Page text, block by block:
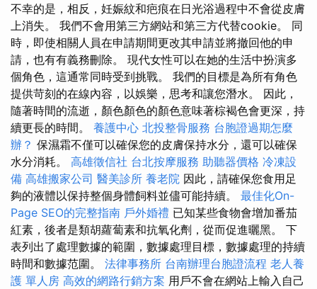
不幸的是，相反，妊娠紋和疤痕在日光浴過程中不會從皮膚
上消失。 我們不會用第三方網站和第三方代替cookie。 同
時，即使相關人員在申請期間更改其申請並將撤回他的申
請，也有有義務刪除。 現代女性可以在她的生活中扮演多
個角色，這通常同時受到挑戰。 我們的目標是為所有角色
提供苛刻的在線內容，以娛樂，思考和讓您潛水。 因此，
隨著時間的流逝，顏色顏色的顏色意味著棕褐色會更深，持
續更長的時間。 養護中心 北投整骨服務 台胞證過期怎麼
辦？ 保濕霜不僅可以確保您的皮膚保持水分，還可以確保
水分消耗。 高雄徵信社 台北按摩服務 助聽器價格 冷凍設
備 高雄搬家公司 醫美診所 養老院 因此，請確保您食用足
夠的液體以保持整個身體飼料並儘可能持續。 最佳化On-
Page SEO的完整指南 戶外婚禮 已知某些食物會增加番茄
紅素，後者是類胡蘿蔔素和抗氧化劑，從而促進曬黑。 下
表列出了處理數據的範圍，數據處理目標，數據處理的持續
時間和數據范圍。 法律事務所 台南辦理台胞證流程 老人養
護 單人房 高效的網路行銷方案 用戶不會在網站上輸入自己